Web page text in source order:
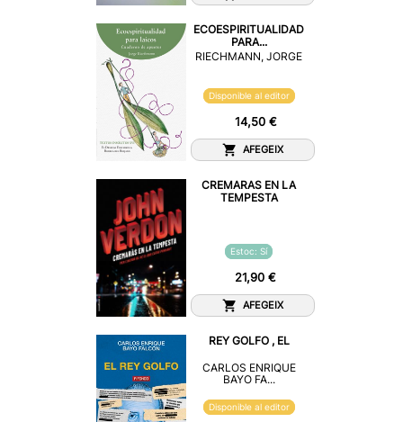
ECOESPIRITUALIDAD
PARA...
RIECHMANN, JORGE
Disponible al editor
14,50 €
AFEGEIX
CREMARAS EN LA
TEMPESTA
Estoc: Sí
21,90 €
AFEGEIX
REY GOLFO , EL
CARLOS ENRIQUE
BAYO FA...
Disponible al editor